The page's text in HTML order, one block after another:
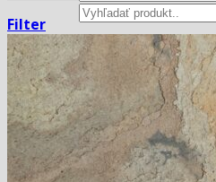
Hľadať:
Košík
Žiadne produkty v košíku.
Filter